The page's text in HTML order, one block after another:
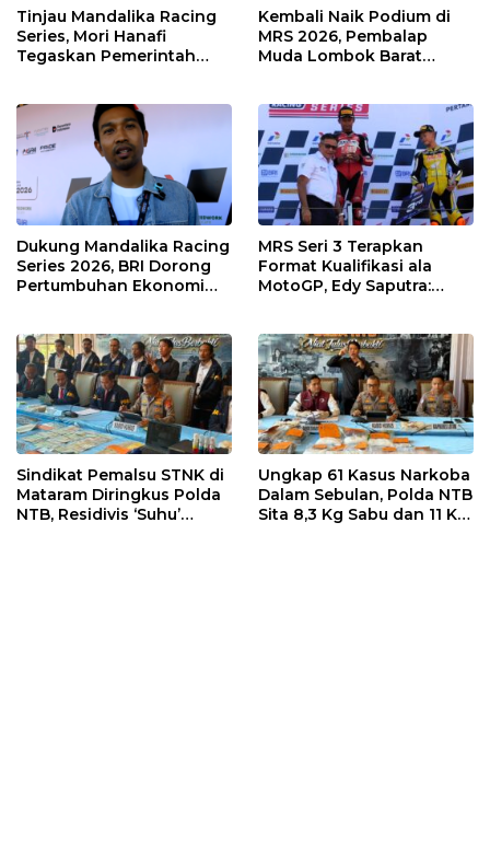
Tinjau Mandalika Racing
Series, Mori Hanafi
Tegaskan Pemerintah
Kembali Naik Podium di
MRS 2026, Pembalap
Muda Lombok Barat
Dukung Mandalika Racing
Series 2026, BRI Dorong
Pertumbuhan Ekonomi
MRS Seri 3 Terapkan
Format Kualifikasi ala
MotoGP, Edy Saputra:
Sindikat Pemalsu STNK di
Mataram Diringkus Polda
NTB, Residivis ‘Suhu’
Ungkap 61 Kasus Narkoba
Dalam Sebulan, Polda NTB
Sita 8,3 Kg Sabu dan 11 Kg